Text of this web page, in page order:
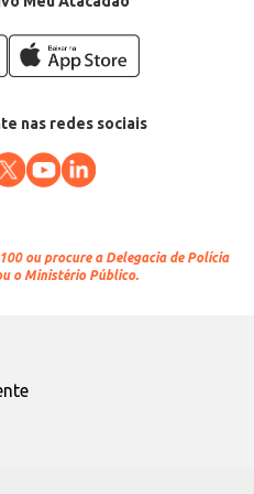
nas redes sociais
ou procure a Delegacia de Polícia
o Ministério Público.